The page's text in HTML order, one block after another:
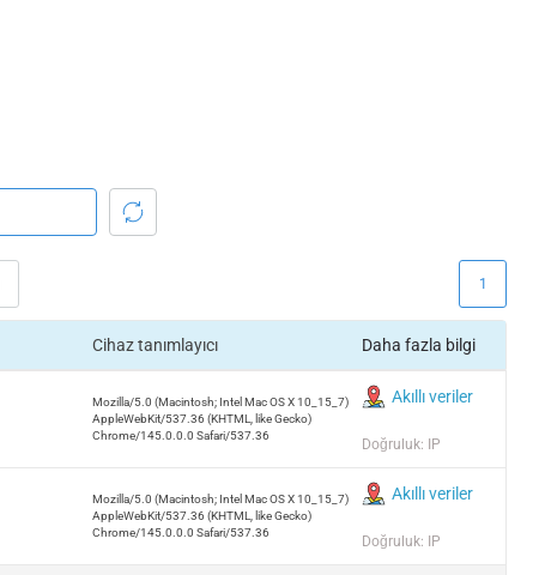
1
Cihaz tanımlayıcı Daha fazla bilgi
Mozilla/5.0 (Macintosh; Intel Mac OS X 10_15_7)
AppleWebKit/537.36 (KHTML, like Gecko)
Chrome/145.0.0.0 Safari/537.36
Akıllı veriler
Doğruluk: IP
Mozilla/5.0 (Macintosh; Intel Mac OS X 10_15_7)
AppleWebKit/537.36 (KHTML, like Gecko)
Chrome/145.0.0.0 Safari/537.36
Akıllı veriler
Doğruluk: IP